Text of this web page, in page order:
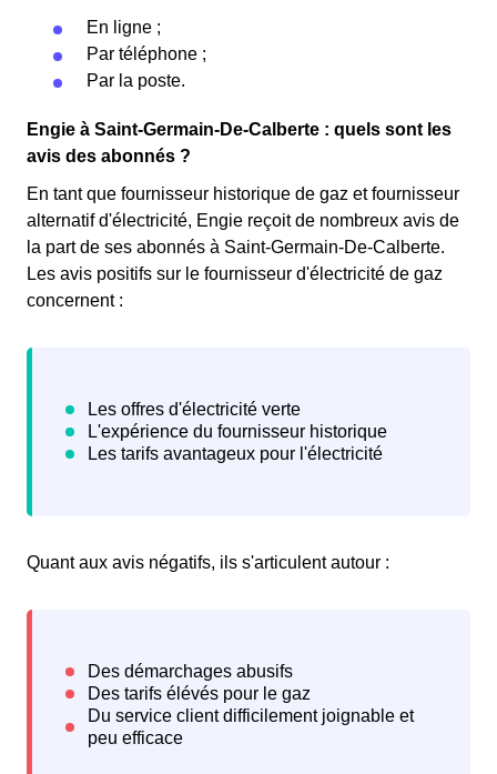
En ligne ;
Par téléphone ;
Par la poste.
Engie à Saint-Germain-De-Calberte : quels sont les
avis des abonnés ?
En tant que fournisseur historique de gaz et fournisseur
alternatif d'électricité, Engie reçoit de nombreux avis de
la part de ses abonnés à Saint-Germain-De-Calberte.
Les avis positifs sur le fournisseur d'électricité de gaz
concernent :
Quant aux avis négatifs, ils s'articulent autour :